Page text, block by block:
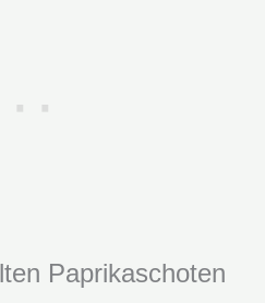
Paprikaschoten